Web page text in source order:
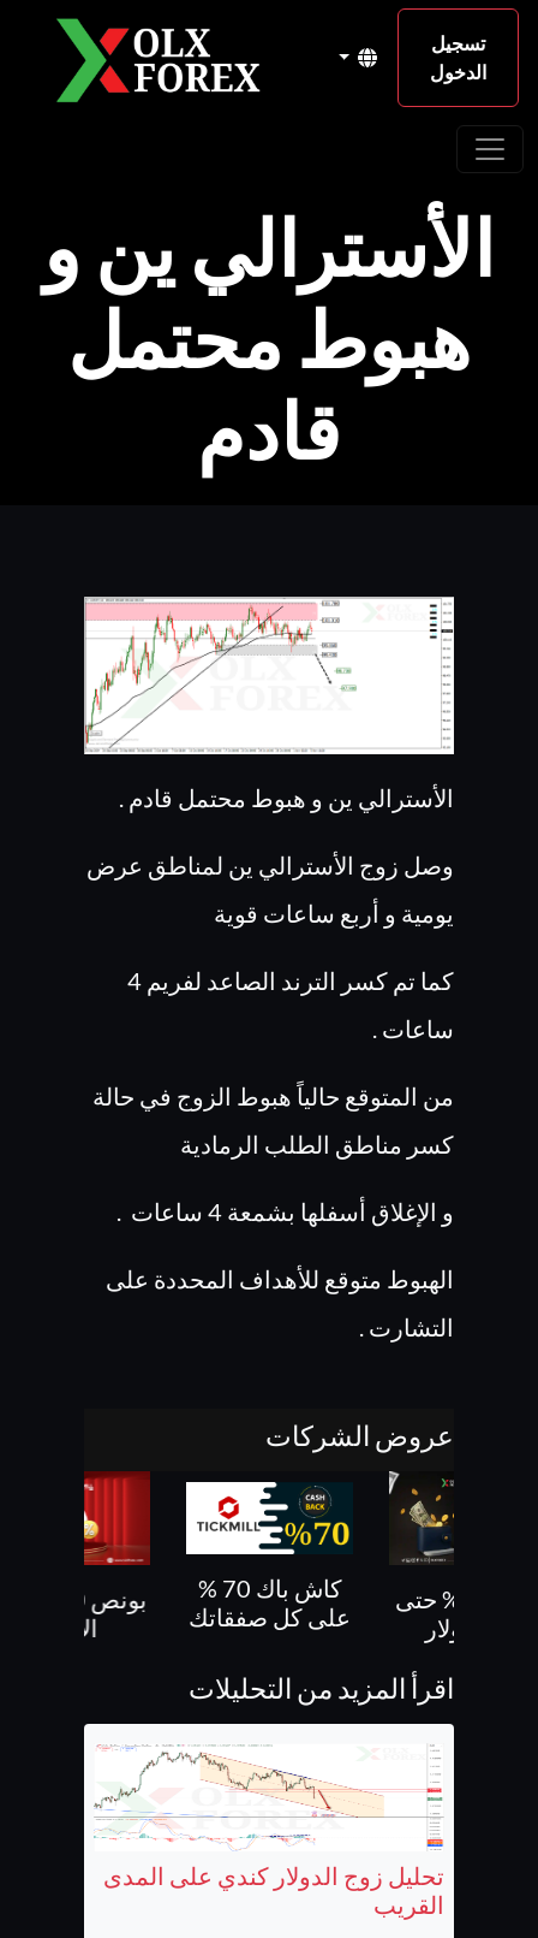
تسجيل
الدخول
الأسترالي ين و
هبوط محتمل
قادم
الأسترالي ين و هبوط محتمل قادم .
وصل زوج الأسترالي ين لمناطق عرض
يومية و أربع ساعات قوية
كما تم كسر الترند الصاعد لفريم 4
ساعات .
من المتوقع حالياً هبوط الزوج في حالة
كسر مناطق الطلب الرمادية
و الإغلاق أسفلها بشمعة 4 ساعات .
الهبوط متوقع للأهداف المحددة على
التشارت .
عروض الشركات
بونص 30% حتى
كاش باك 70 %
على كل صفقاتك
الايداع
اقرأ المزيد من التحليلات
تحليل زوج الدولار كندي على المدى
القريب